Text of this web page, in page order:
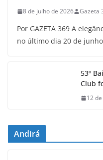
8 de julho de 2026 Gazeta
Por GAZETA 369 A
no último dia 20 de
53º
Club
12
Andirá